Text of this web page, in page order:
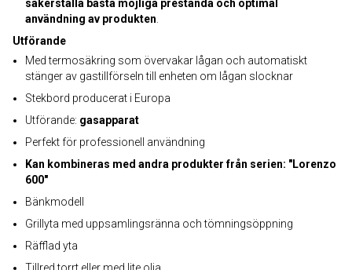
säkerställa bästa möjliga prestanda och optimal
användning av produkten
Utförande
Med termosäkring som övervakar lågan och automatiskt
stänger av gastillförseln till enheten om lågan slocknar
Stekbord producerat i Europa
Utförande: gasapparat
Perfekt för professionell användning
Kan kombineras med andra produkter från serien: "Lorenzo
600"
Bänkmodell
Grillyta med uppsamlingsränna och tömningsöppning
Räfflad yta